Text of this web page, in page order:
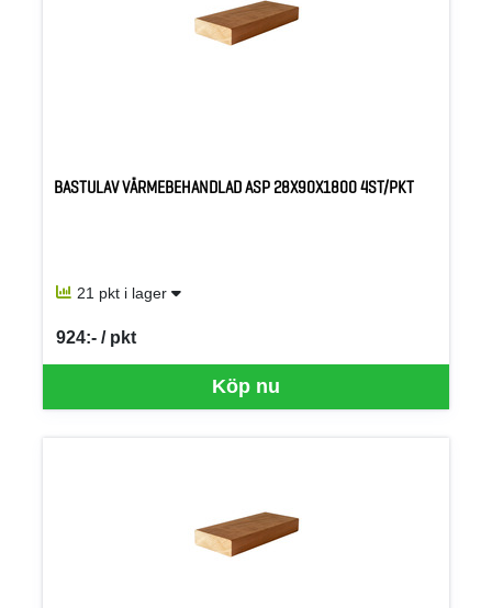
BASTULAV VÄRMEBEHANDLAD ASP 28X90X1800 4ST/PKT
21 pkt i lager
Köp nu
924:- / pkt
SEK per PKT